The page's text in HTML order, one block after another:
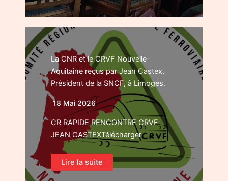
La CNR et le CRVF Nouvelle-
Aquitaine reçus par Jean Castex,
Président de la SNCF, à Limoges.
18 Mai 2026
CR RAPIDE RENCONTRE CRVF
JEAN CASTEXTélécharger
Lire la suite